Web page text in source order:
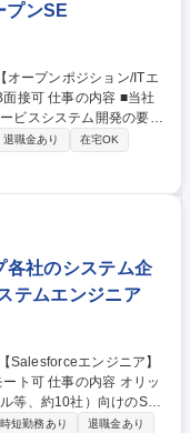
プンSE
容 ■当社
ビスシステム開発の要件
www.witc.co.jp/si-c/
フト開発 ・倉庫管理シ
、Linux、Postgre
、Ｃ＃、Spring、ORACL
、SQL、PL/SQL、VB.
退職金あり
在宅OK
各社のシステム企
テムエンジニア
容 オリッ
等、約10社）向けのSale
談から、リリース後の保
時短勤務あり
退職金あり